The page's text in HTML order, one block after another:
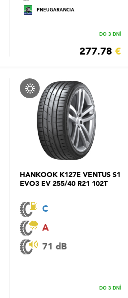
PNEUGARANCIA
DO 3 DNÍ
277.78 €
HANKOOK K127E VENTUS S1
EVO3 EV 255/40 R21 102T
C
A
71 dB
DO 3 DNÍ